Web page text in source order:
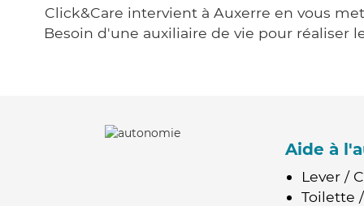
Click&Care intervient à Auxerre en vous
Besoin d'une auxiliaire de vie pour réaliser
Aide à
Lever /
Toilette